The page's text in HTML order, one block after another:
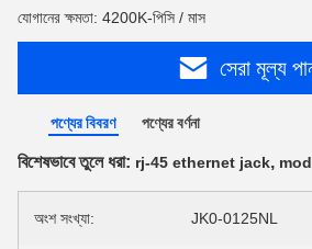
যোগানের ক্ষমতা: 4200K-পিসি / মাস
সেরা মূল্য
পণ্যের বিবরণ পণ্যের বর্ণনা
বিশেষভাবে তুলে ধরা: rj-45 ethernet jack,
অংশ সংখ্যা: JK0-0125NL